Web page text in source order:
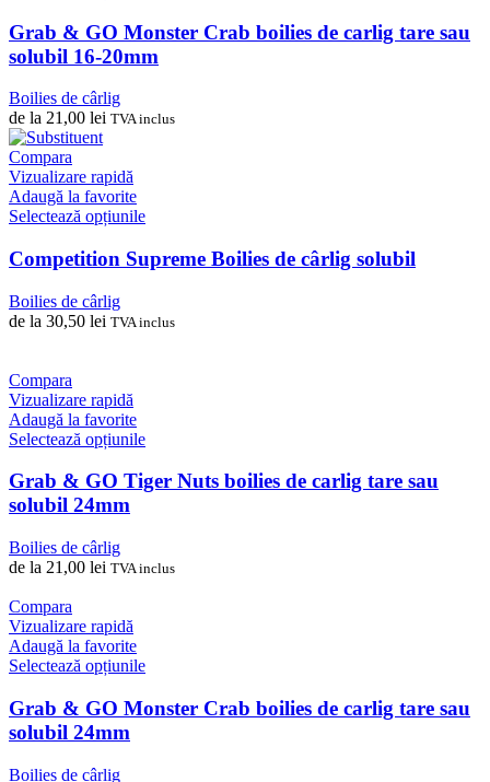
are
mai
multe
pot
produsului.
Grab & GO Monster Crab boilies de carlig tare sau
solubil 16-20mm
Boilies de cârlig
de la 21,00 lei TVA inclus
Compara
Vizualizare rapidă
Adaugă la favorite
Selectează opțiunileAcest
are
mai
variații.
Opțiunile
produsului.
Competition Supreme Boilies de cârlig solubil
Boilies de cârlig
de la 30,50 lei TVA inclus
Compara
Vizualizare rapidă
Adaugă la favorite
Selectează opțiunileAcest
are
mai
pot
produsului.
Grab & GO Tiger Nuts boilies de carlig tare sau
solubil 24mm
Boilies de cârlig
de la 21,00 lei TVA inclus
Compara
Vizualizare rapidă
Adaugă la favorite
Selectează opțiunileAcest
are
mai
Grab & GO Monster Crab boilies de carlig tare sau
solubil 24mm
Boilies de cârlig